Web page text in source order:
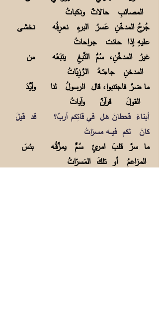
المصائبِ حالاتٌ ونكباتُ
جُرحُ المدخّنِ عَسرُ البرءِ نعــرِفُه نخشى
عليهِ إذا حـانت جراحاتُ
غيرُ المدخِّنِ، سُمُّ التَّـبغِ يتبَعُه من
المدخنِ جاءتــهُ الـرَّزِيّاتُ
ما ضرَّ فاجتنبوا، قال الرسولُ لنا وأيَّـدَ
القولَ قرآنٌ وآياتُ
أبناءَ قحطانَ هـل في قاتِكم أربٌ؟ قد قيلَ
كانَ لكم فيــه مسرّاتُ
ما سرَّ قلبَ امرئٍ سُـمٌّ يمزِّقُـه بئسَ
المزاعمُ أو تلكَ المَسرّاتُ